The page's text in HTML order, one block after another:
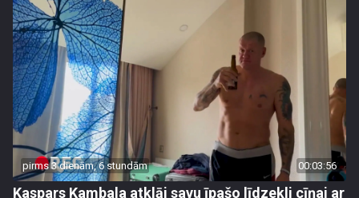
pirms 3 dienām, 6 stundām 00:03:56
Kaspars Kambala atklāj savu īpašo līdzekli cīņai ar